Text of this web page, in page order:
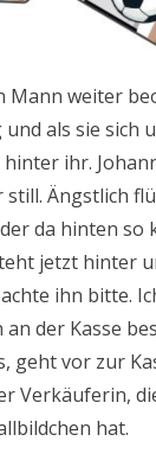
Mann weiter
als sie sich
hinter ihr.
Ängstlich
da hinten so
jetzt hinter
ihn bitte.
der Kasse
geht vor zur
Verkäuferin,
hat.